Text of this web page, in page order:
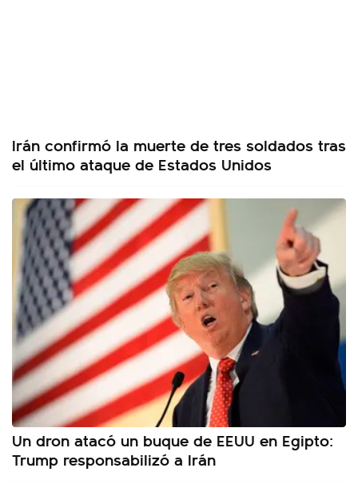
Irán confirmó la muerte de tres soldados tras
el último ataque de Estados Unidos
Un dron atacó un buque de EEUU en Egipto:
Trump responsabilizó a Irán